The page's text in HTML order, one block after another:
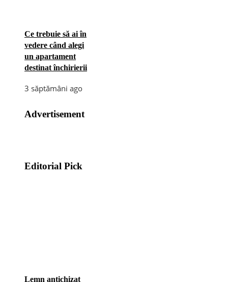
Ce trebuie să ai în
vedere când alegi
un apartament
destinat închirierii
3 săptămâni ago
Advertisement
Editorial Pick
Lemn antichizat